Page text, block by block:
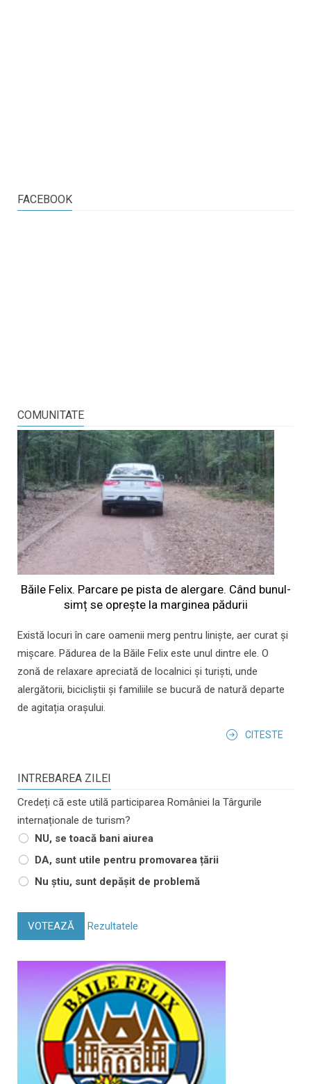
FACEBOOK
COMUNITATE
Băile Felix. Parcare pe pista de alergare. Când bunul-
simț se oprește la marginea pădurii
Există locuri în care oamenii merg pentru liniște, aer curat și
mișcare. Pădurea de la Băile Felix este unul dintre ele. O
zonă de relaxare apreciată de localnici și turiști, unde
alergătorii, bicicliștii și familiile se bucură de natură departe
de agitația orașului.
CITESTE
INTREBAREA ZILEI
Credeți că este utilă participarea României la Târgurile
internaționale de turism?
NU, se toacă bani aiurea
DA, sunt utile pentru promovarea țării
Nu știu, sunt depășit de problemă
VOTEAZĂ Rezultatele